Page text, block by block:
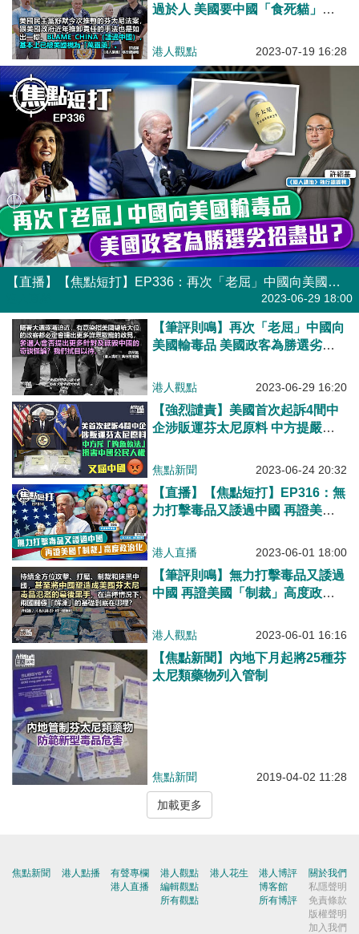
過於人 美國要中國「食死貓」？
港人觀點 2023-07-19 16:28
【直播】【焦點短打】EP336：再次「老屈」中國向美國輸毒品 美國政客為勝選劣招盡出？
2023-06-29 18:00
【筆評則鳴】再次「老屈」中國向
美國輸毒品 美國政客為勝選劣招
港人觀點 2023-06-29 16:20
【強烈譴責】美國首次起訴4間中
企涉販運芬太尼原料 中方提嚴正
焦點新聞 2023-06-24 20:32
【直播】【焦點短打】EP316：無
力打擊毒品又諉過中國 再證美國
港人直播 2023-06-01 18:00
【筆評則鳴】無力打擊毒品又諉過
中國 再證美國「制裁」高度政治
港人觀點 2023-06-01 16:16
【焦點新聞】內地下月起將25種芬
太尼類藥物列入管制
焦點新聞 2019-04-02 11:28
加載更多
焦點新聞 港人點播
有聲專欄
港人直播
港人觀點
編輯觀點
所有觀點
港人花生
港人博評
博客館
所有博評
關於我們
私隱聲明
免責條款
版權聲明
加入我們